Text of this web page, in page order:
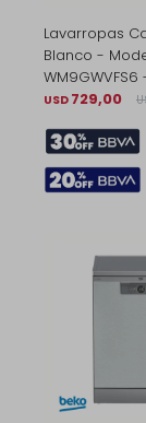
Lavarropas
Blanco -
WM9GWVFS6
USD 729,00